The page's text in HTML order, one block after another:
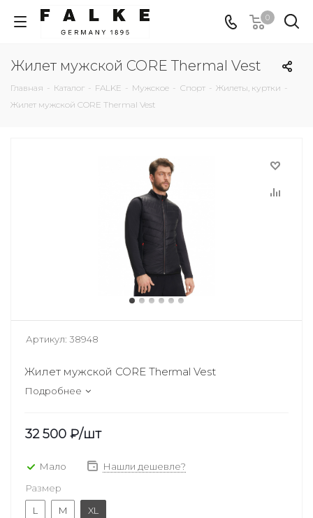
0
Жилет мужской CORE Thermal Vest
Главная - Каталог - FALKE - Мужское - Спорт - Жилеты, куртки -
Жилет мужской CORE Thermal Vest
Артикул: 38948
Жилет мужской CORE Thermal Vest
Подробнее
32 500 ₽/шт
Мало
Нашли дешевле?
Размер
L
M XL